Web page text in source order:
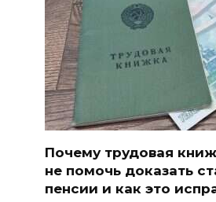
Почему трудовая
не помочь доказать
пенсии и как это